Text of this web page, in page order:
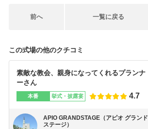
前へ 一覧に戻る
この式場の他のクチコミ
素敵な教会、親身になってくれるプランナ
ーさん
本番 挙式・披露宴 4.7
APIO GRANDSTAGE（アピオ グランド
ステージ）